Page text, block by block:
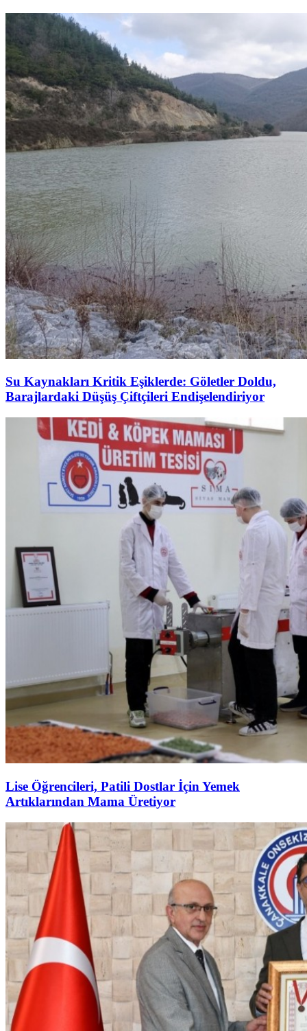
Su Kaynakları Kritik Eşiklerde: Göletler Doldu,
Barajlardaki Düşüş Çiftçileri Endişelendiriyor
Lise Öğrencileri, Patili Dostlar İçin Yemek
Artıklarından Mama Üretiyor